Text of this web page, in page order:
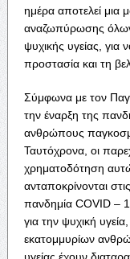
ημέρα αποτελεί μια
αναζωπύρωσης
ψυχικής υγείας, για
προστασία και τη
Σύμφωνα με τον
την έναρξη της
ανθρώπους
Ταυτόχρονα, οι
χρηματοδότηση
ανταποκρίνονται
πανδημία COVID –
για την ψυχική
εκατομμυρίων
υγείας έχουν